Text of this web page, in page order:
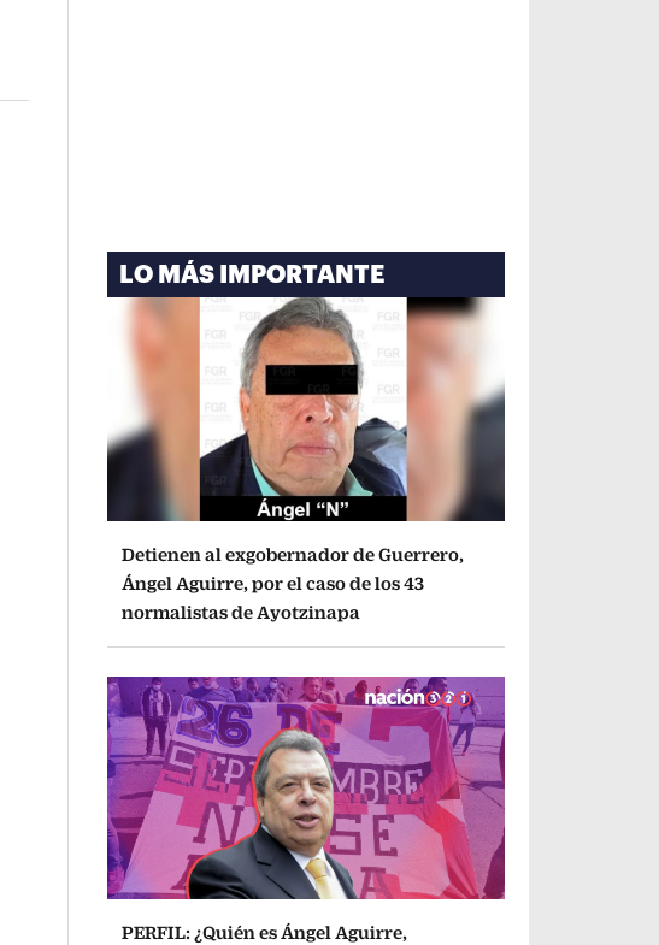
LO MÁS IMPORTANTE
Detienen al exgobernador de Guerrero,
Ángel Aguirre, por el caso de los 43
normalistas de Ayotzinapa
PERFIL: ¿Quién es Ángel Aguirre,